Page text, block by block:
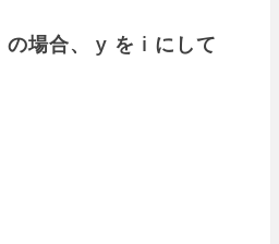
場合、 y を i にして